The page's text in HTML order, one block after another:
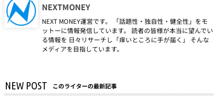
NEXTMONEY
NEXT MONEY運営です。 「話題性・独自性・健全性」をモ
ットーに情報発信しています。 読者の皆様が本当に望んでい
る情報を 日々リサーチし「痒いところに手が届く」 そんな
メディアを目指しています。
NEW POST このライターの最新記事